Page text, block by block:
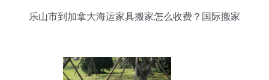
乐山市到加拿大海运家具搬家怎么收费？国际搬家